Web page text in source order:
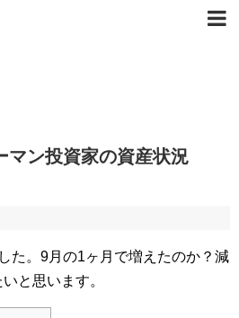
マン投資家の資産状況
た。9月の1ヶ月で増えたのか？減
と思います。